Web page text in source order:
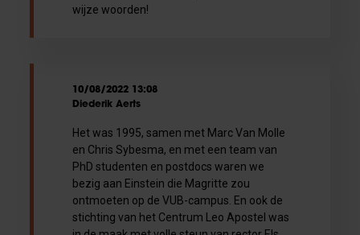
wijze woorden!
10/08/2022 13:08
Diederik Aerts
Het was 1995, samen met Marc Van Molle
en Chris Sybesma, en met een team van
PhD studenten en postdocs waren we
bezig aan Einstein die Magritte zou
ontmoeten op de VUB-campus. En ook de
stichting van het Centrum Leo Apostel was